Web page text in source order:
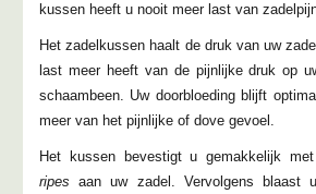
kussen heeft u nooit meer last van
Het zadelkussen haalt de druk van uw
last meer heeft van de pijnlijke druk op
schaambeen. Uw doorbloeding blijft
meer van het pijnlijke of dove gevoel.
Het kussen bevestigt u gemakkelijk
ripes aan uw zadel. Vervolgens blaast